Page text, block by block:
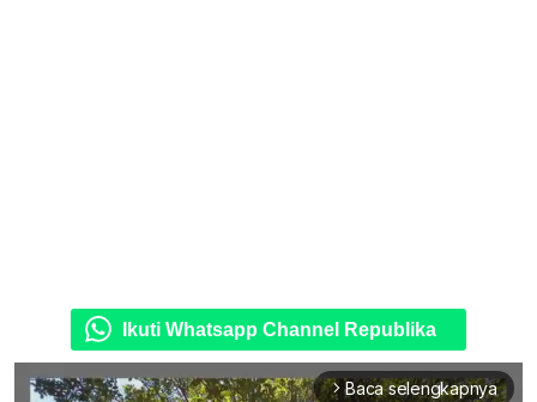
Ikuti Whatsapp Channel Republika
arrow_forward_ios Baca selengkapnya